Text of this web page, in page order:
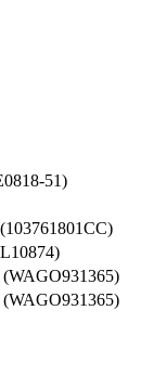
51)
(103761801CC)
(WAGO931365)
(WAGO931365)